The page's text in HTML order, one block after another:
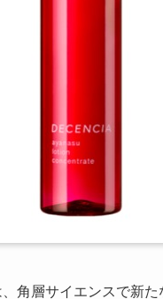
角層サイエンスで新